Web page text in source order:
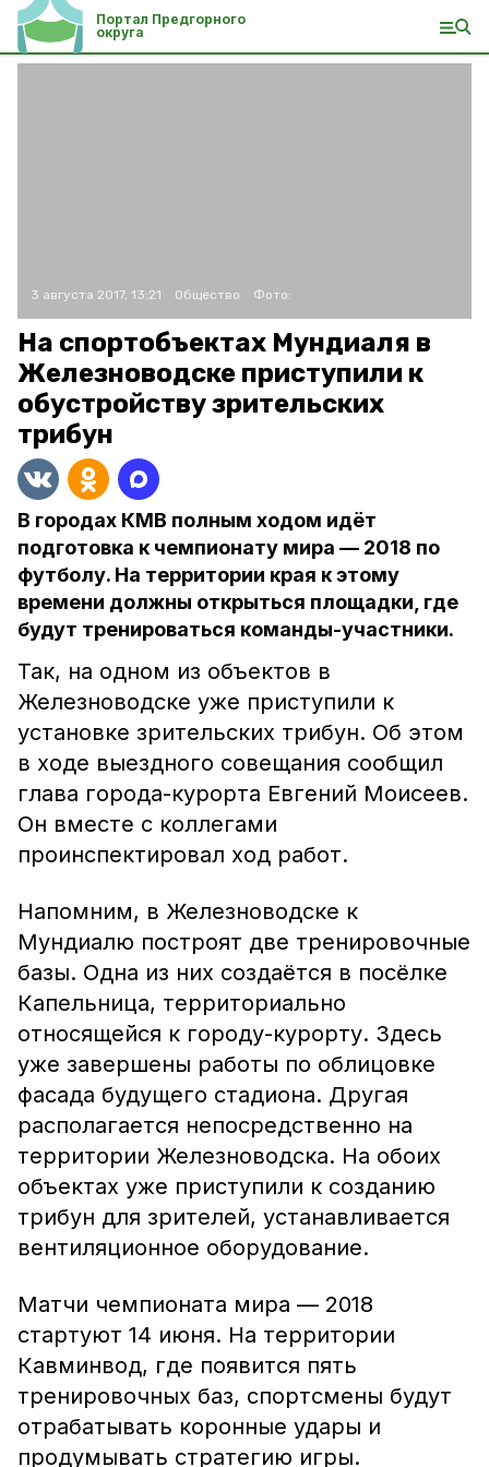
Портал Предгорного
округа
3 августа 2017, 13:21 Общество Фото:
На спортобъектах Мундиаля в
Железноводске приступили к
обустройству зрительских
трибун
В городах КМВ полным ходом идёт
подготовка к чемпионату мира — 2018 по
футболу. На территории края к этому
времени должны открыться площадки, где
будут тренироваться команды-участники.
Так, на одном из объектов в
Железноводске уже приступили к
установке зрительских трибун. Об этом
в ходе выездного совещания сообщил
глава города-курорта Евгений Моисеев.
Он вместе с коллегами
проинспектировал ход работ.
Напомним, в Железноводске к
Мундиалю построят две тренировочные
базы. Одна из них создаётся в посёлке
Капельница, территориально
относящейся к городу-курорту. Здесь
уже завершены работы по облицовке
фасада будущего стадиона. Другая
располагается непосредственно на
территории Железноводска. На обоих
объектах уже приступили к созданию
трибун для зрителей, устанавливается
вентиляционное оборудование.
Матчи чемпионата мира — 2018
стартуют 14 июня. На территории
Кавминвод, где появится пять
тренировочных баз, спортсмены будут
отрабатывать коронные удары и
продумывать стратегию игры.